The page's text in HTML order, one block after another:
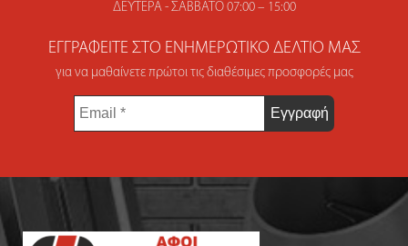
ΔΕΥΤΈΡΑ - ΣΆΒΒΑΤΟ 07:00 – 15:00
ΕΓΓΡΑΦΕΊΤΕ ΣΤΟ ΕΝΗΜΕΡΩΤΙΚΌ ΔΕΛΤΊΟ ΜΑΣ
για να μαθαίνετε πρώτοι τις διαθέσιμες προσφορές μας
Email